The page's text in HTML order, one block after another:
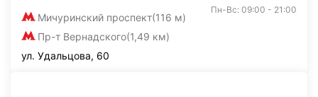
Мичуринский проспект(116 м)
Пр-т Вернадского(1,49 км)
Пн-Вс: 09:00 - 21:00
ул. Удальцова, 60